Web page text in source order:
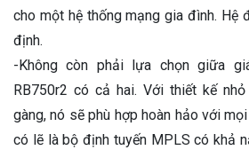
cho một hệ thống mạng gia đình. Hệ
định.
-Không còn phải lựa chọn giữa
RB750r2 có cả hai. Với thiết kế
gàng, nó sẽ phù hợp hoàn hảo với
có lẽ là bộ định tuyến MPLS có khả